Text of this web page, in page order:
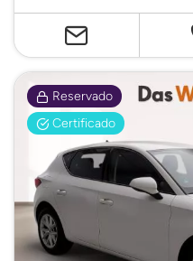
Reservado
Certificado